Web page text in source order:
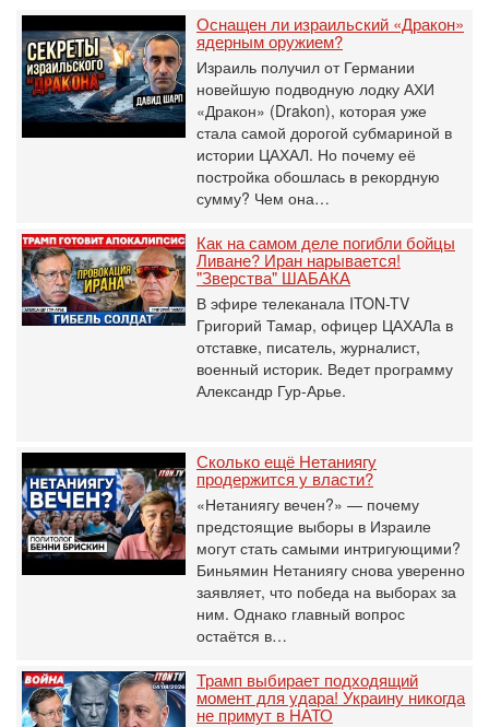
Оснащен ли израильский «Дракон»
ядерным оружием?
Израиль получил от Германии
новейшую подводную лодку АХИ
«Дракон» (Drakon), которая уже
стала самой дорогой субмариной в
истории ЦАХАЛ. Но почему её
постройка обошлась в рекордную
сумму? Чем она…
Как на самом деле погибли бойцы
Ливане? Иран нарывается!
"Зверства" ШАБАКА
В эфире телеканала ITON-TV
Григорий Тамар, офицер ЦАХАЛа в
отставке, писатель, журналист,
военный историк. Ведет программу
Александр Гур-Арье.
Сколько ещё Нетаниягу
продержится у власти?
«Нетаниягу вечен?» — почему
предстоящие выборы в Израиле
могут стать самыми интригующими?
Биньямин Нетаниягу снова уверенно
заявляет, что победа на выборах за
ним. Однако главный вопрос
остаётся в…
Трамп выбирает подходящий
момент для удара! Украину никогда
не примут в НАТО